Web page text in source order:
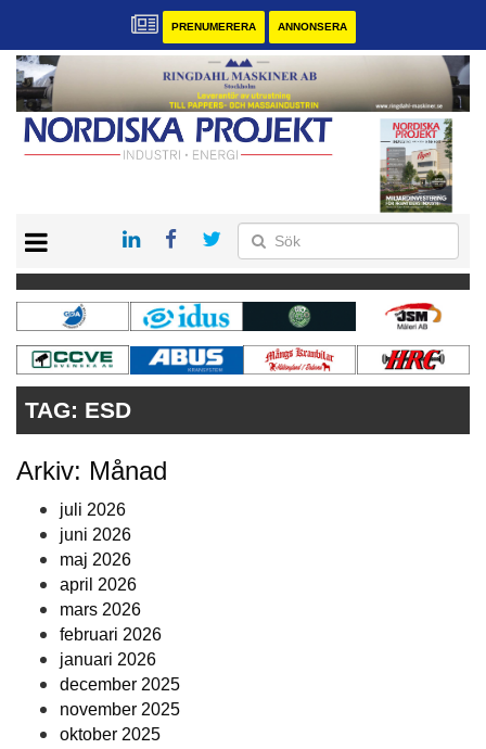
PRENUMERERA ANNONSERA
KONTAKT
VÅRA ANDRA MAGASIN
PRENUMERERA
ANNONSERA
TAG: ESD
Arkiv: Månad
juli 2026
juni 2026
maj 2026
april 2026
mars 2026
februari 2026
januari 2026
december 2025
november 2025
oktober 2025